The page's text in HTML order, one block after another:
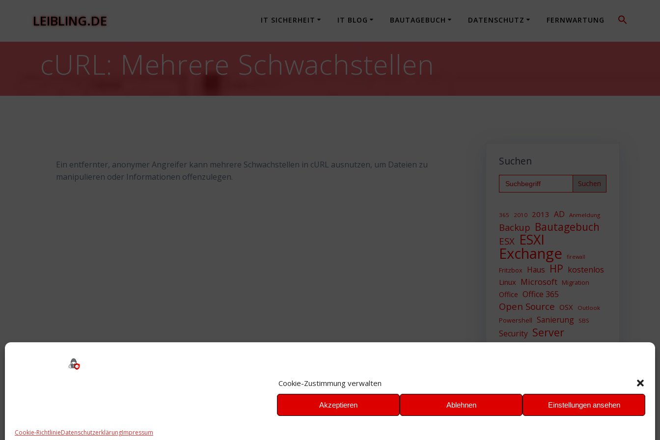
Cookie-Zustimmung verwalten
Akzeptieren Ablehnen Einstellungen ansehen
Cookie-RichtlinieDatenschutzerklärungImpressum
LEIBLING.DE IT SICHERHEIT IT BLOG BAUTAGEBUCH DATENSCHUTZ FERNWARTUNG
cURL: Mehrere Schwachstellen
Ein entfernter, anonymer Angreifer kann mehrere Schwachstellen in cURL ausnutzen, um Dateien zu
manipulieren oder Informationen offenzulegen.
Suchen
Search
for:
365 2010 2013 AD Anmeldung
Backup Bautagebuch
ESX ESXI
Exchange firewall
Fritzbox Haus HP kostenlos
Linux Microsoft Migration
Office Office 365
Open Source OSX Outlook
Powershell Sanierung SBS
Security Server
Sicherheit SIEM
VMWare VPN WAZUH
Windows Zertifikat